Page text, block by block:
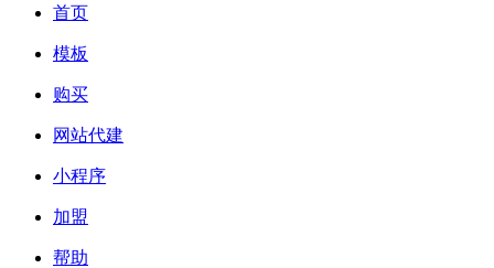
首页
模板
购买
网站代建
小程序
加盟
帮助